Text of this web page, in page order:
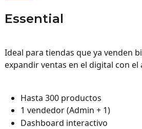
Essential
Ideal para tiendas que ya venden
expandir ventas en el digital con el
Hasta 300 productos
1 vendedor (Admin + 1)
Dashboard interactivo